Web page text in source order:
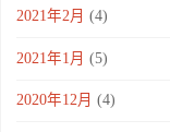
2021年2月 (4)
2021年1月 (5)
2020年12月 (4)